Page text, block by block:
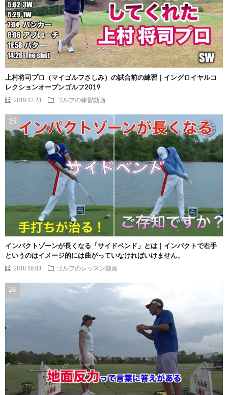
上村将司プロ（マイゴルフさしみ）の試合前の練習｜イングロイヤルコ
レクションオープンゴルフ2019
2019.12.23 ゴルフの練習動画
インパクトゾーンが長くなる「サイドベンド」とは｜インパクトで右手
というのはイメージ的には曲がっていなければいけません。
2018.10.03 ゴルフのレッスン動画